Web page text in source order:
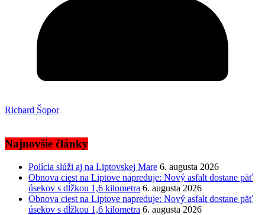
Richard Šopor
Najnovšie články
Polícia slúži aj na Liptovskej Mare 6. augusta 2026
Obnova ciest na Liptove napreduje: Nový asfalt dostane päť
úsekov s dĺžkou 1,6 kilometra 6. augusta 2026
Obnova ciest na Liptove napreduje: Nový asfalt dostane päť
úsekov s dĺžkou 1,6 kilometra 6. augusta 2026